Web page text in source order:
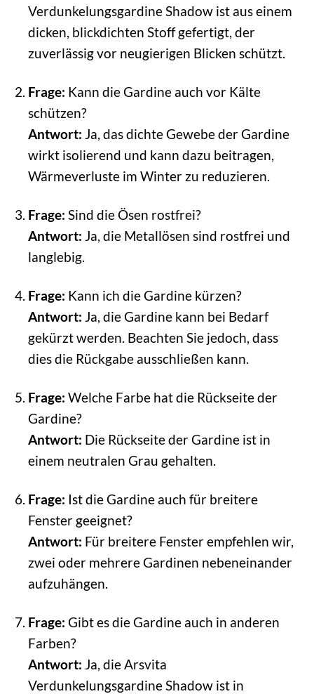
Verdunkelungsgardine Shadow ist aus einem
dicken, blickdichten Stoff gefertigt, der
zuverlässig vor neugierigen Blicken schützt.
Frage: Kann die Gardine auch vor Kälte
schützen?
Antwort: Ja, das dichte Gewebe der Gardine
wirkt isolierend und kann dazu beitragen,
Wärmeverluste im Winter zu reduzieren.
Frage: Sind die Ösen rostfrei?
Antwort: Ja, die Metallösen sind rostfrei und
langlebig.
Frage: Kann ich die Gardine kürzen?
Antwort: Ja, die Gardine kann bei Bedarf
gekürzt werden. Beachten Sie jedoch, dass
dies die Rückgabe ausschließen kann.
Frage: Welche Farbe hat die Rückseite der
Gardine?
Antwort: Die Rückseite der Gardine ist in
einem neutralen Grau gehalten.
Frage: Ist die Gardine auch für breitere
Fenster geeignet?
Antwort: Für breitere Fenster empfehlen wir,
zwei oder mehrere Gardinen nebeneinander
aufzuhängen.
Frage: Gibt es die Gardine auch in anderen
Farben?
Antwort: Ja, die Arsvita
Verdunkelungsgardine Shadow ist in